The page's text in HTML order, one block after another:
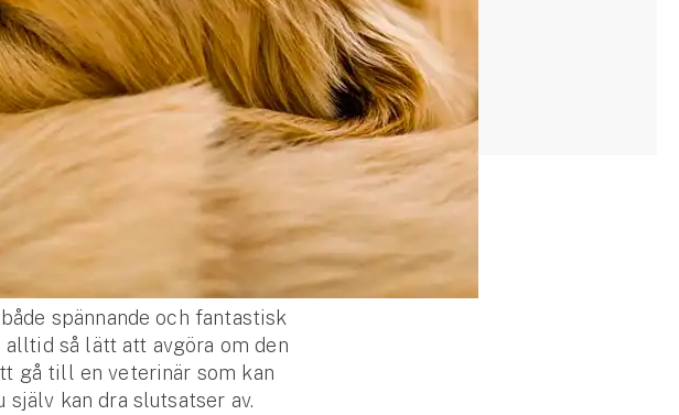
spännande och fantastisk
så lätt att avgöra om den
gå till en veterinär som kan
själv kan dra slutsatser av.